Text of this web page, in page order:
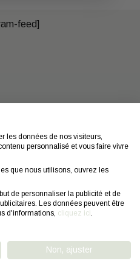
les données de nos visiteurs,
personnalisé et vous faire vivre
que nous utilisons, ouvrez les
de personnaliser la publicité et de
Les données peuvent être
d'informations, cliquez ici.
Non, ajuster
feed]
Mentions légales
Confidentialité
CGV
Droit de retractation